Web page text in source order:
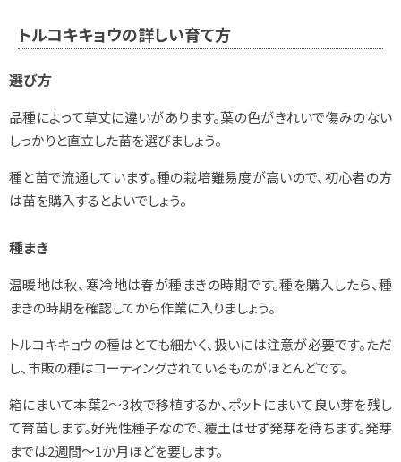
トルコキキョウの詳しい育て方
選び方
品種によって草丈に違いがあります。葉の色がきれいで傷みのない
しっかりと直立した苗を選びましょう。
種と苗で流通しています。種の栽培難易度が高いので、初心者の方
は苗を購入するとよいでしょう。
種まき
温暖地は秋、寒冷地は春が種まきの時期です。種を購入したら、種
まきの時期を確認してから作業に入りましょう。
トルコキキョウの種はとても細かく、扱いには注意が必要です。ただ
し、市販の種はコーティングされているものがほとんどです。
箱にまいて本葉2～3枚で移植するか、ポットにまいて良い芽を残し
て育苗します。好光性種子なので、覆土はせず発芽を待ちます。発芽
までは2週間～1か月ほどを要します。